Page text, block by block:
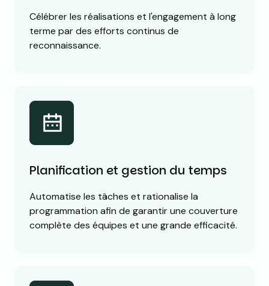
Célébrer les réalisations et l'engagement à long
terme par des efforts continus de
reconnaissance.
Planification et gestion du temps
Automatise les tâches et rationalise la
programmation afin de garantir une couverture
complète des équipes et une grande efficacité.